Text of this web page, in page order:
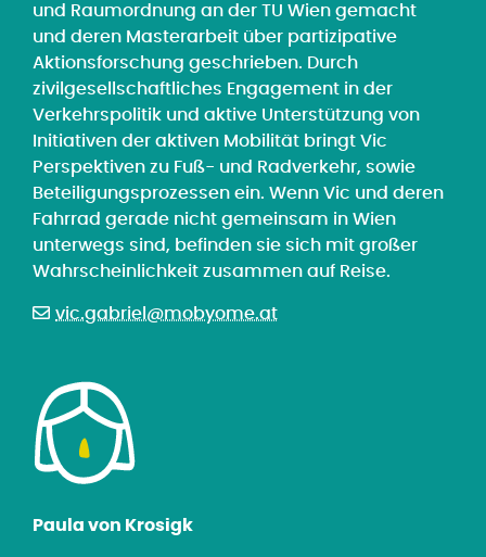
und Raumordnung an der TU Wien gemacht
und deren Masterarbeit über partizipative
Aktionsforschung geschrieben. Durch
zivilgesellschaftliches Engagement in der
Verkehrspolitik und aktive Unterstützung von
Initiativen der aktiven Mobilität bringt Vic
Perspektiven zu Fuß- und Radverkehr, sowie
Beteiligungsprozessen ein. Wenn Vic und deren
Fahrrad gerade nicht gemeinsam in Wien
unterwegs sind, befinden sie sich mit großer
Wahrscheinlichkeit zusammen auf Reise.
vic.gabriel@mobyome.at
Paula von Krosigk